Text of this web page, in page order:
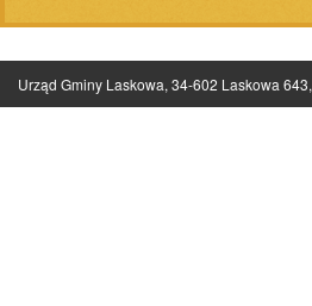
Urząd Gminy Laskowa, 34-602 Laskowa 643,